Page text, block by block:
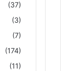
(37)
(3)
(7)
(174)
(11)